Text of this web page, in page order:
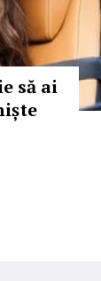
să ai